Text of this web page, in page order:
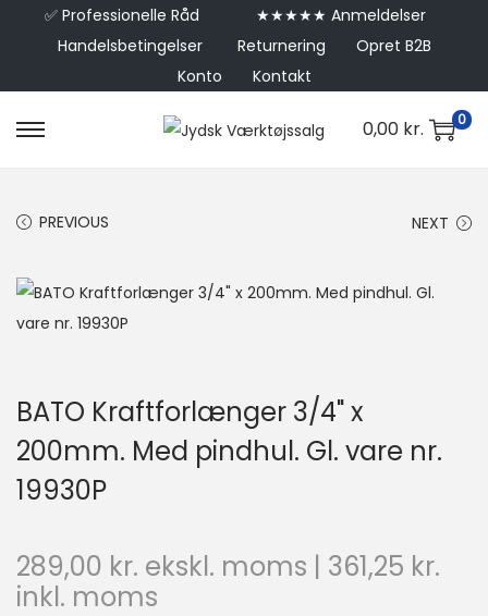
✅ Professionelle Råd
★★★★★ Anmeldelser
Handelsbetingelser
Returnering
Opret B2B
Konto
Kontakt
0,00 kr. 0
PREVIOUS NEXT
BATO Kraftforlænger 3/4" x
200mm. Med pindhul. Gl. vare nr.
19930P
289,00 kr. ekskl. moms | 361,25 kr.
inkl. moms